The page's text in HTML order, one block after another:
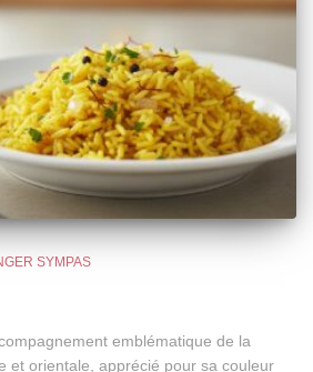
SYMPAS
emblématique de la
et orientale, apprécié pour sa couleur